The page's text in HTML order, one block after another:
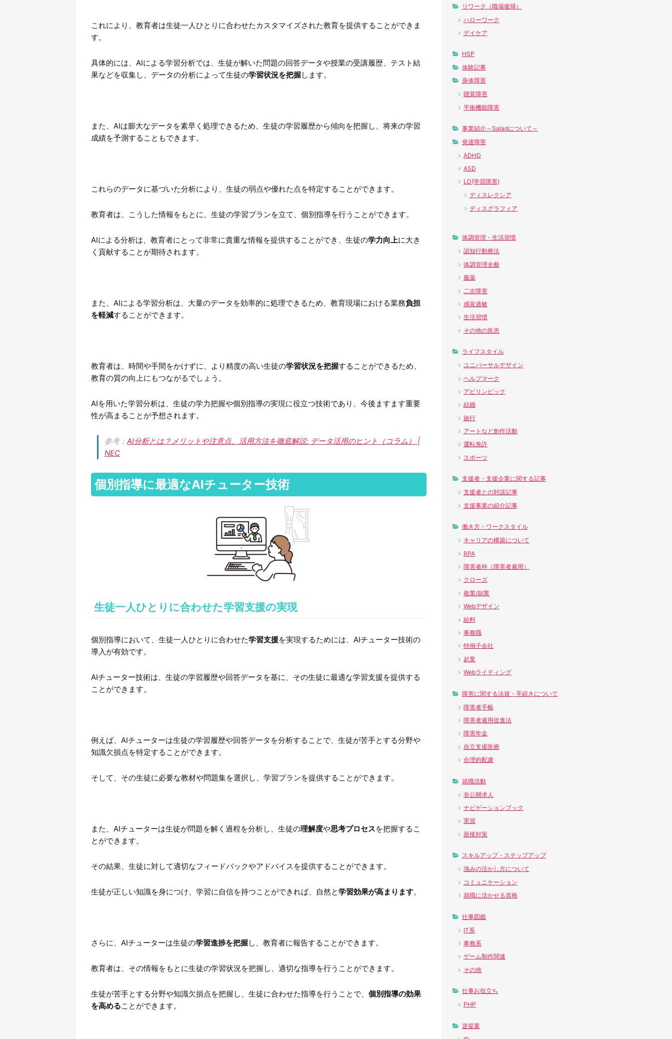
これにより、教育者は生徒一人ひとりに合わせたカスタマイズされた教育を提供することができま
す。
具体的には、AIによる学習分析では、生徒が解いた問題の回答データや授業の受講履歴、テスト結
果などを収集し、データの分析によって生徒の学習状況を把握します。
また、AIは膨大なデータを素早く処理できるため、生徒の学習履歴から傾向を把握し、将来の学習
成績を予測することもできます。
これらのデータに基づいた分析により、生徒の弱点や優れた点を特定することができます。
教育者は、こうした情報をもとに、生徒の学習プランを立て、個別指導を行うことができます。
AIによる分析は、教育者にとって非常に貴重な情報を提供することができ、生徒の学力向上に大き
く貢献することが期待されます。
また、AIによる学習分析は、大量のデータを効率的に処理できるため、教育現場における業務負担
を軽減することができます。
教育者は、時間や手間をかけずに、より精度の高い生徒の学習状況を把握することができるため、
教育の質の向上にもつながるでしょう。
AIを用いた学習分析は、生徒の学力把握や個別指導の実現に役立つ技術であり、今後ますます重要
性が高まることが予想されます。
参考： AI分析とは？メリットや注意点、活用方法を徹底解説: データ活用のヒント（コラム） |
NEC
個別指導に最適なAIチューター技術
生徒一人ひとりに合わせた学習支援の実現
個別指導において、生徒一人ひとりに合わせた学習支援を実現するためには、AIチューター技術の
導入が有効です。
AIチューター技術は、生徒の学習履歴や回答データを基に、その生徒に最適な学習支援を提供する
ことができます。
例えば、AIチューターは生徒の学習履歴や回答データを分析することで、生徒が苦手とする分野や
知識欠損点を特定することができます。
そして、その生徒に必要な教材や問題集を選択し、学習プランを提供することができます。
また、AIチューターは生徒が問題を解く過程を分析し、生徒の理解度や思考プロセスを把握するこ
とができます。
その結果、生徒に対して適切なフィードバックやアドバイスを提供することができます。
生徒が正しい知識を身につけ、学習に自信を持つことができれば、自然と学習効果が高まります。
さらに、AIチューターは生徒の学習進捗を把握し、教育者に報告することができます。
教育者は、その情報をもとに生徒の学習状況を把握し、適切な指導を行うことができます。
生徒が苦手とする分野や知識欠損点を把握し、生徒に合わせた指導を行うことで、 個別指導の効果
を高めることができます。
リワーク（職場復帰）
ハローワーク
デイケア
HSP
体験記事
身体障害
聴覚障害
平衡機能障害
事業紹介～Saladについて～
発達障害
ADHD
ASD
LD(学習障害)
ディスレクシア
ディスグラフィア
体調管理・生活習慣
認知行動療法
体調管理全般
服薬
二次障害
感覚過敏
生活習慣
その他の疾患
ライフスタイル
ユニバーサルデザイン
ヘルプマーク
アビリンピック
結婚
旅行
アートなど創作活動
運転免許
スポーツ
支援者・支援企業に関する記事
支援者との対談記事
支援事業の紹介記事
働き方・ワークスタイル
キャリアの構築について
RPA
障害者枠（障害者雇用）
クローズ
複業/副業
Webデザイン
給料
事務職
特例子会社
起業
Webライティング
障害に関する法規・手続きについて
障害者手帳
障害者雇用促進法
障害年金
自立支援医療
合理的配慮
就職活動
非公開求人
ナビゲーションブック
実習
面接対策
スキルアップ・ステップアップ
強みの活かし方について
コミュニケーション
就職に活かせる資格
仕事図鑑
IT系
事務系
ゲーム制作関連
その他
仕事お役立ち
PHP
逆提案